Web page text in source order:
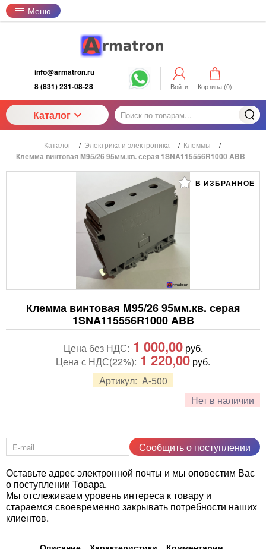
Меню
info@armatron.ru
8 (831) 231-08-28
Войти Корзина (0)
Каталог
Каталог / Электрика и электроника / Клеммы /
Клемма винтовая M95/26 95мм.кв. серая 1SNA115556R1000 ABB
В ИЗБРАННОЕ
Клемма винтовая M95/26 95мм.кв. серая
1SNA115556R1000 ABB
Артикул: A-500
Нет в наличии
Цена без НДС: 1 000,00руб.
Цена с НДС(22%): 1 220,00 руб.
Сообщить о поступлении
Оставьте адрес электронной почты и мы оповестим Вас
о поступлении Товара.
Мы отслеживаем уровень интереса к товару и
стараемся своевременно закрывать потребности наших
клиентов.